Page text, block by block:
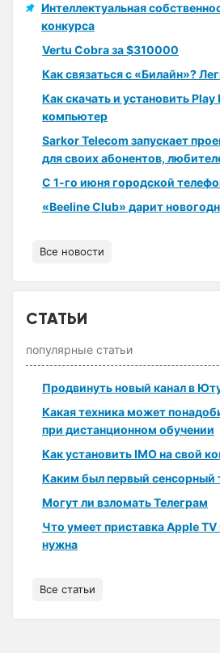
Интеллектуальная
конкурса
Vertu Cobra за $310000
Как связаться с «Билайн»?
Как скачать и установить Play
компьютер
Sarkor Telecom запускает
для своих абонентов,
С 1-го июня городской
«Beeline Club» дарит
Все новости
СТАТЬИ
популярные статьи
Продвинуть новый канал в
Какая техника может
при дистанционном обучении
Как установить IMO на свой
Каким был первый сенсорный
Могут ли взломать Телеграм
Что умеет приставка Apple TV
нужна
Все статьи